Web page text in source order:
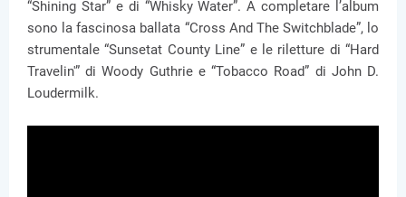
“Shining Star” e di “Whisky Water”. A completare l’album
sono la fascinosa ballata “Cross And The Switchblade”, lo
strumentale “Sunsetat County Line” e le riletture di “Hard
Travelin'” di Woody Guthrie e “Tobacco Road” di John D.
Loudermilk.